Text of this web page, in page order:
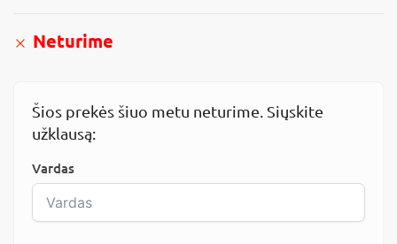
Neturime
Šios prekės šiuo metu neturime. Siųskite
užklausą:
Vardas